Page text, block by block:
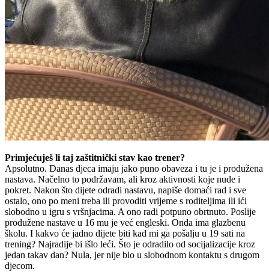
Primjećuješ li taj zaštitnički stav kao trener?
Apsolutno. Danas djeca imaju jako puno obaveza i tu je i produžena
nastava. Načelno to podržavam, ali kroz aktivnosti koje nude i
pokret. Nakon što dijete odradi nastavu, napiše domaći rad i sve
ostalo, ono po meni treba ili provoditi vrijeme s roditeljima ili ići
slobodno u igru s vršnjacima. A ono radi potpuno obrtnuto. Poslije
produžene nastave u 16 mu je već engleski. Onda ima glazbenu
školu. I kakvo će jadno dijete biti kad mi ga pošalju u 19 sati na
trening? Najradije bi išlo leći. Što je odradilo od socijalizacije kroz
jedan takav dan? Nula, jer nije bio u slobodnom kontaktu s drugom
djecom.